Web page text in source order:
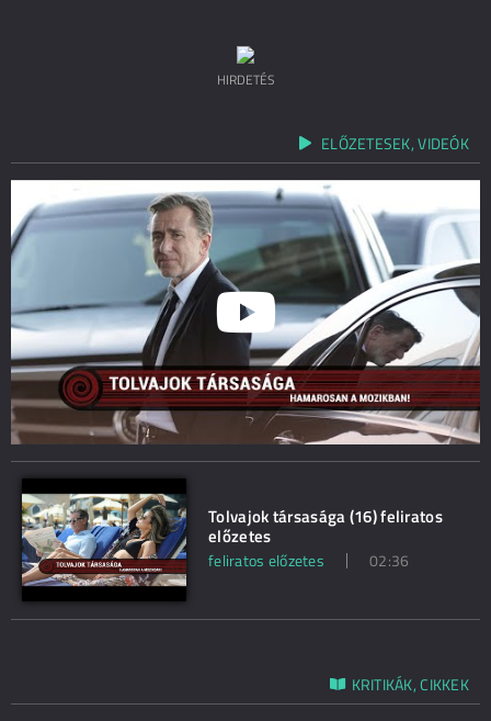
HIRDETÉS
ELŐZETESEK, VIDEÓK
Tolvajok társasága (16) feliratos
előzetes
feliratos előzetes 02:36
KRITIKÁK, CIKKEK